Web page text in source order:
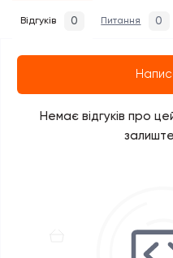
Відгуків 0 Питання 0
Немає відгуків про
залиште